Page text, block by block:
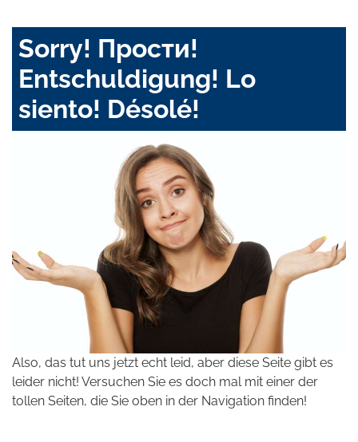
Sorry! Прости!
Entschuldigung! Lo
siento! Désolé!
Also, das tut uns jetzt echt leid, aber diese Seite gibt es
leider nicht! Versuchen Sie es doch mal mit einer der
tollen Seiten, die Sie oben in der Navigation finden!